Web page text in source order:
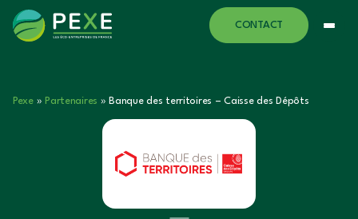
CONTACT
Pexe» Partenaires » Banque des territoires – Caisse des Dépôts